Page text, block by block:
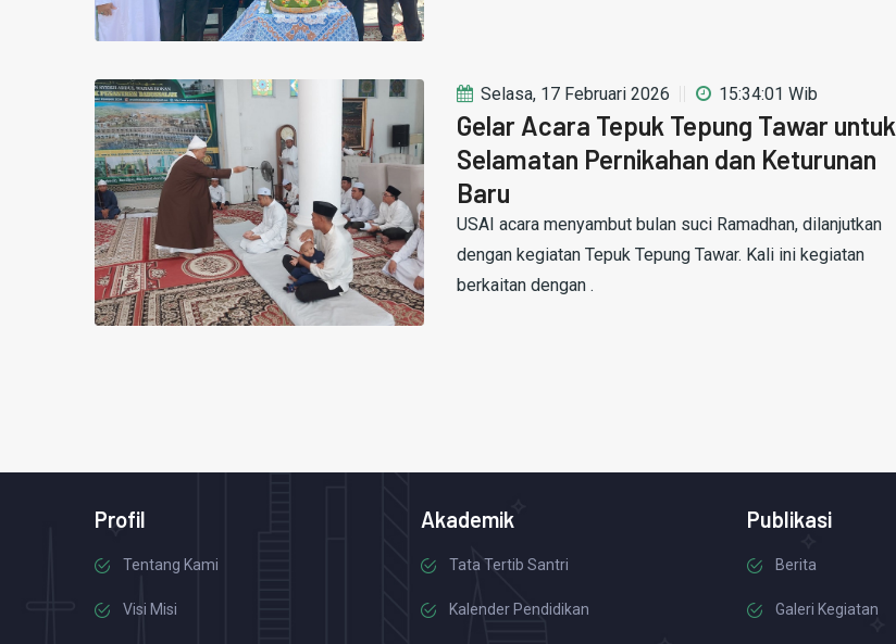
Selasa, 17 Februari 2026 15:34:01 Wib
Gelar Acara Tepuk Tepung Tawar untuk
Selamatan Pernikahan dan Keturunan
Baru
USAI acara menyambut bulan suci Ramadhan, dilanjutkan
dengan kegiatan Tepuk Tepung Tawar. Kali ini kegiatan
berkaitan dengan .
Profil
Tentang Kami
Visi Misi
Akademik
Tata Tertib Santri
Kalender Pendidikan
Publikasi
Berita
Galeri Kegiatan